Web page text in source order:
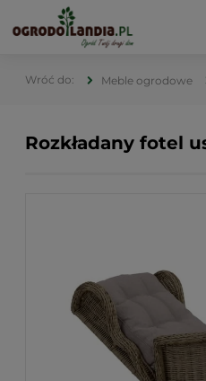
Meble ogrodowe
Rozkładany fotel